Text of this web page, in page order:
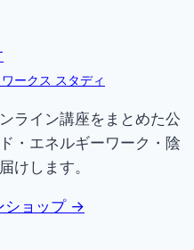
ークス スタディ
ライン講座をまとめた公
・エネルギーワーク・陰
けします。
ショップ →